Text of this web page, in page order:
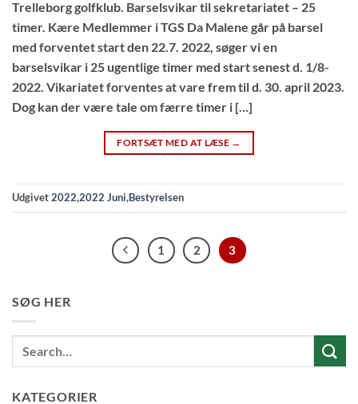
SØG HER
KATEGORIER
Trelleborg golfklub. Barselsvikar til sekretariatet – 25
timer. Kære Medlemmer i TGS Da Malene går på barsel
med forventet start den 22.7. 2022, søger vi en
barselsvikar i 25 ugentlige timer med start senest d. 1/8-
2022. Vikariatet forventes at vare frem til d. 30. april 2023.
Dog kan der være tale om færre timer i […]
FORTSÆT MED AT LÆSE →
Udgivet2022,2022 Juni,Bestyrelsen
1 2 3